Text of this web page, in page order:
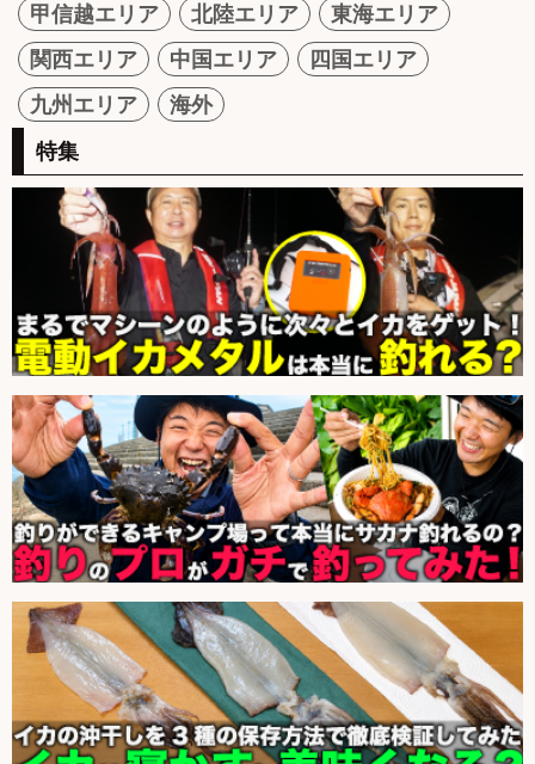
甲信越エリア
北陸エリア
東海エリア
関西エリア
中国エリア
四国エリア
九州エリア
海外
特集